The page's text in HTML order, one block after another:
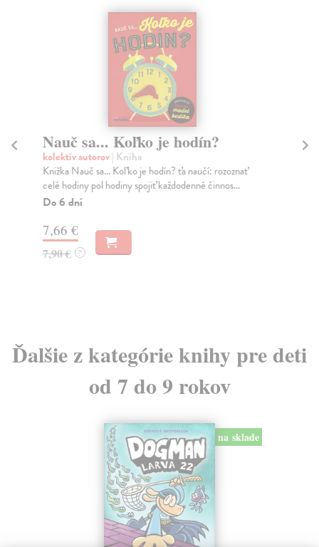
Nauč sa... Koľko je hodín?
kolektív autorov| Kniha
Knižka Nauč sa... Koľko je hodín? ťa naučí: rozoznať
celé hodiny pol hodiny spojiť každodenné činnos...
Do 6 dní
7,66 €
7,90 € ?
Ďalšie z kategórie knihy pre deti
od 7 do 9 rokov
na sklade